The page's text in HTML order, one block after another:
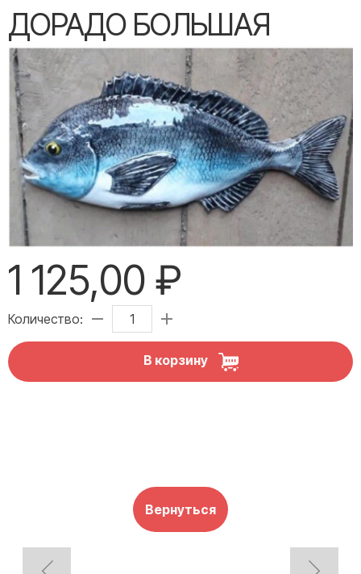
ДОРАДО БОЛЬШАЯ
1 125,00 ₽
Количество:
В корзину
Вернуться